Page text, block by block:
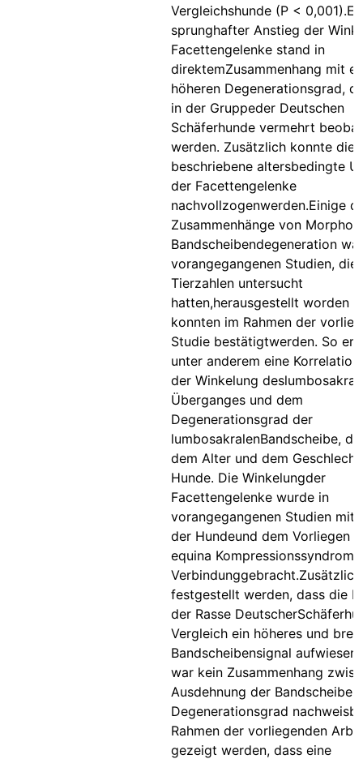
Vergleichshunde (P <
sprunghafter Anstieg der
Facettengelenke stand in
direktemZusammenhang mit
höheren Degenerationsgrad,
in der Gruppeder Deutschen
Schäferhunde vermehrt
werden. Zusätzlich konnte
beschriebene altersbedingte
der Facettengelenke
nachvollzogenwerden.Einige
Zusammenhänge von
Bandscheibendegeneration
vorangegangenen Studien, die
Tierzahlen untersucht
hatten,herausgestellt worden
konnten im Rahmen der
Studie bestätigtwerden. So
unter anderem eine
der Winkelung
Überganges und dem
Degenerationsgrad der
lumbosakralenBandscheibe,
dem Alter und dem
Hunde. Die Winkelungder
Facettengelenke wurde in
vorangegangenen Studien mit
der Hundeund dem Vorliegen
equina
festgestellt werden, dass die
der Rasse
Vergleich ein höheres und
Bandscheibensignal
war kein Zusammenhang
Ausdehnung der Bandscheibe
Degenerationsgrad
Rahmen der vorliegenden
gezeigt werden, dass eine